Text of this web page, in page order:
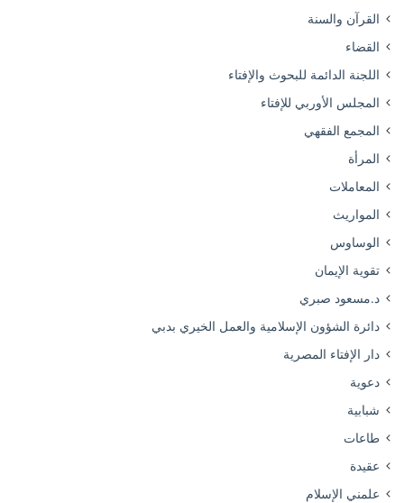
القرآن والسنة
القضاء
اللجنة الدائمة للبحوث والإفتاء
المجلس الأوربي للإفتاء
المجمع الفقهي
المرأة
المعاملات
المواريث
الوساوس
تقوية الإيمان
د.مسعود صبري
دائرة الشؤون الإسلامية والعمل الخيري بدبي
دار الإفتاء المصرية
دعوية
شبابية
طاعات
عقيدة
علمني الإسلام